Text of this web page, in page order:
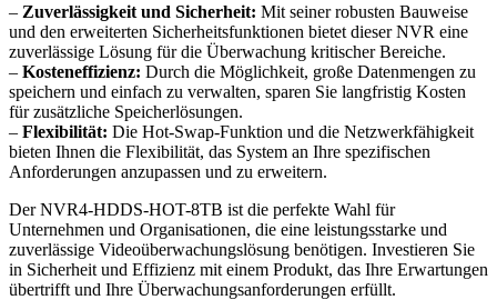
– Zuverlässigkeit und Sicherheit: Mit seiner robusten Bauweise
und den erweiterten Sicherheitsfunktionen bietet dieser NVR eine
zuverlässige Lösung für die Überwachung kritischer Bereiche.
– Kosteneffizienz: Durch die Möglichkeit, große Datenmengen zu
speichern und einfach zu verwalten, sparen Sie langfristig Kosten
für zusätzliche Speicherlösungen.
– Flexibilität: Die Hot-Swap-Funktion und die Netzwerkfähigkeit
bieten Ihnen die Flexibilität, das System an Ihre spezifischen
Anforderungen anzupassen und zu erweitern.
Der NVR4-HDDS-HOT-8TB ist die perfekte Wahl für
Unternehmen und Organisationen, die eine leistungsstarke und
zuverlässige Videoüberwachungslösung benötigen. Investieren Sie
in Sicherheit und Effizienz mit einem Produkt, das Ihre Erwartungen
übertrifft und Ihre Überwachungsanforderungen erfüllt.